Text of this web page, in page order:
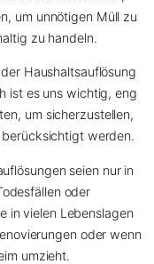
um unnötigen Müll zu
zu handeln.
Haushaltsauflösung
ist es uns wichtig, eng
um sicherzustellen,
werden.
seien nur in
oder
in vielen Lebenslagen
oder wenn
umzieht.